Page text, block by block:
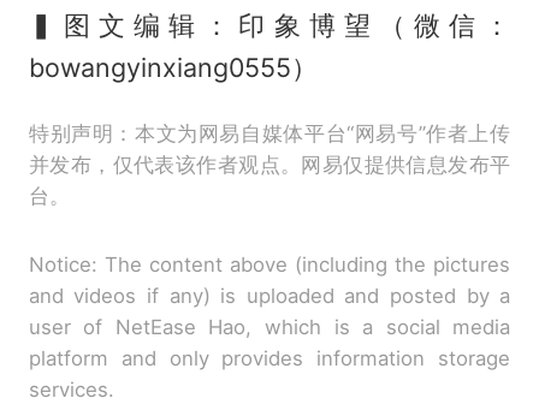
▍图文编辑：印象博望（微信：
bowangyinxiang0555）
特别声明：本文为网易自媒体平台“网易号”作者上传
并发布，仅代表该作者观点。网易仅提供信息发布平
台。
Notice: The content above (including the pictures
and videos if any) is uploaded and posted by a
user of NetEase Hao, which is a social media
platform and only provides information storage
services.